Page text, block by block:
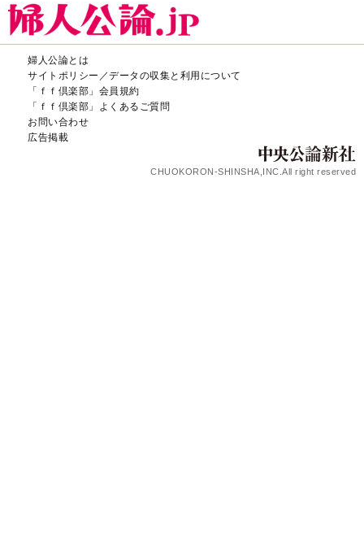
婦人公論とは
サイトポリシー／データの収集と利用について
「ｆｆ倶楽部」会員規約
「ｆｆ倶楽部」よくあるご質問
お問い合わせ
広告掲載
CHUOKORON-SHINSHA,INC.All right reserved